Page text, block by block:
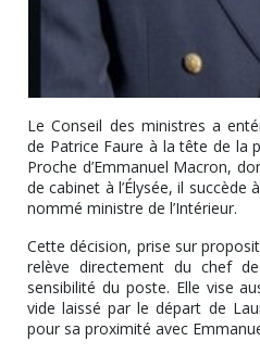
Le Conseil des ministres a
de Patrice Faure à la tête de la
Proche d’Emmanuel Macron,
de cabinet à l’Élysée, il
nommé ministre de l’Intérieur.
Cette décision, prise sur
relève directement du chef
sensibilité du poste. Elle vise
vide laissé par le départ de
pour sa proximité avec